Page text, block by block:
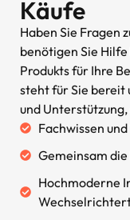
Käufe
Haben Sie Fragen
benötigen Sie
Produkts für Ihre
steht für Sie bereit
und
Fachwissen
Gemeinsam
Hochmoderne